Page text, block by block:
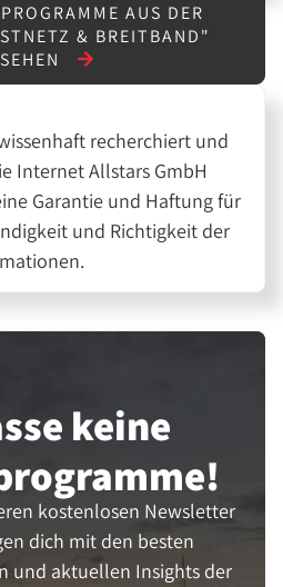
AUS DER
& BREITBAND"
recherchiert und
Internet Allstars GmbH
Garantie und Haftung für
und Richtigkeit der
keine
kostenlosen Newsletter
dich mit den besten
und aktuellen Insights der